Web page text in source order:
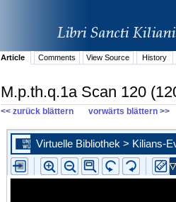
Article Comments View Source History
M.p.th.q.1a Scan 120
<< zurück blättern vorwärts blättern >>